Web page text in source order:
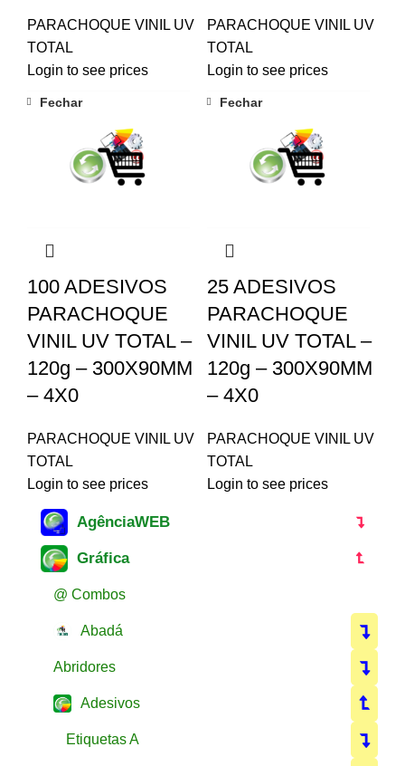
PARACHOQUE VINIL UV
TOTAL
Login to see prices
PARACHOQUE VINIL UV
TOTAL
Login to see prices
Fechar
100 ADESIVOS
PARACHOQUE
VINIL UV TOTAL –
120g – 300X90MM
– 4X0
PARACHOQUE VINIL UV
TOTAL
Login to see prices
Fechar
25 ADESIVOS
PARACHOQUE
VINIL UV TOTAL –
120g – 300X90MM
– 4X0
PARACHOQUE VINIL UV
TOTAL
Login to see prices
AgênciaWEB
Gráfica
@ Combos
Abadá
Abridores
Adesivos
Etiquetas A